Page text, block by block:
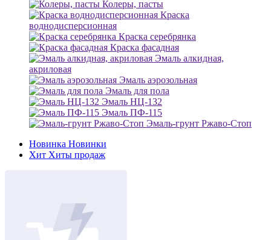
Колеры, пасты
Краска
воднодисперсионная
Краска серебрянка
Краска фасадная
Эмаль алкидная,
акриловая
Эмаль аэрозольная
Эмаль для пола
Эмаль НЦ-132
Эмаль ПФ-115
Эмаль-грунт Ржаво-Стоп
Новинка Новинки
Хит Хиты продаж